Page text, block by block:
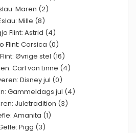
Maren (2)
Mille (8)
Flint: Astrid (4)
Flint: Corsica (0)
Øvrige stel (16)
Carl von Linne (4)
Disney jul (0)
Gammeldags jul (4)
Juletradition (3)
Amanita (1)
Pigg (3)